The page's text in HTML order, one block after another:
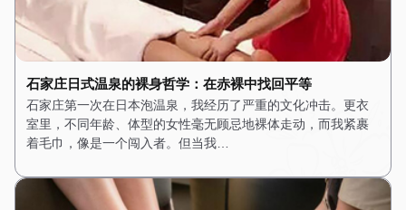
石家庄日式温泉的裸身哲学：在赤裸中找回平等
石家庄第一次在日本泡温泉，我经历了严重的文化冲击。更衣
室里，不同年龄、体型的女性毫无顾忌地裸体走动，而我紧裹
着毛巾，像是一个闯入者。但当我…